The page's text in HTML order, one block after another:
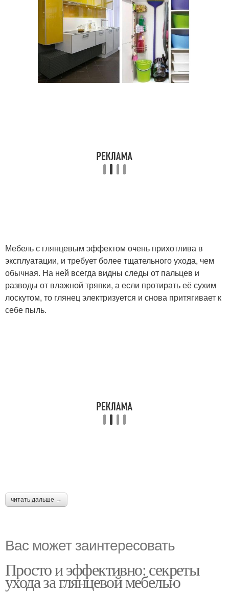
Мебель с глянцевым эффектом очень прихотлива в
эксплуатации, и требует более тщательного ухода, чем
обычная. На ней всегда видны следы от пальцев и
разводы от влажной тряпки, а если протирать её сухим
лоскутом, то глянец электризуется и снова притягивает к
себе пыль.
читать дальше →
Вас может заинтересовать
Просто и эффективно: секреты
ухода за глянцевой мебелью